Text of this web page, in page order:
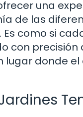
una
de las
como si
con
lugar donde